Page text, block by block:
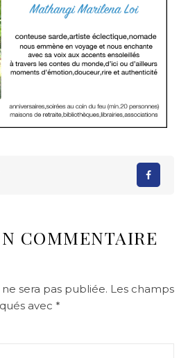
COMMENTAIRE
sera pas publiée. Les champs
avec *